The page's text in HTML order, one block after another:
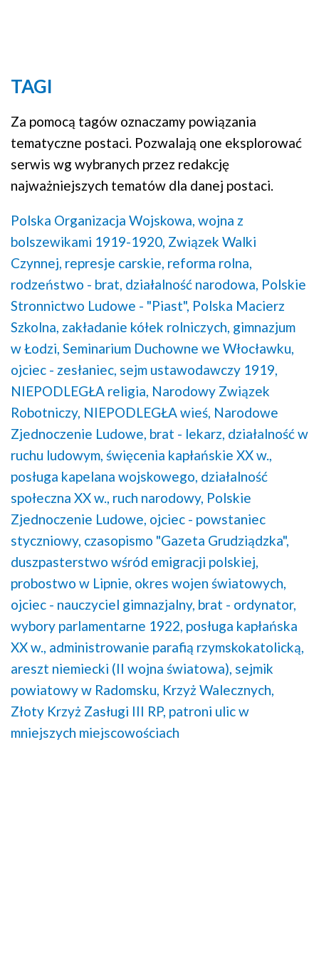
TAGI
Za pomocą tagów oznaczamy powiązania
tematyczne postaci. Pozwalają one eksplorować
serwis wg wybranych przez redakcję
najważniejszych tematów dla danej postaci.
Polska Organizacja Wojskowa, wojna z
bolszewikami 1919-1920, Związek Walki
Czynnej, represje carskie, reforma rolna,
rodzeństwo - brat, działalność narodowa, Polskie
Stronnictwo Ludowe - "Piast", Polska Macierz
Szkolna, zakładanie kółek rolniczych, gimnazjum
w Łodzi, Seminarium Duchowne we Włocławku,
ojciec - zesłaniec, sejm ustawodawczy 1919,
NIEPODLEGŁA religia, Narodowy Związek
Robotniczy, NIEPODLEGŁA wieś, Narodowe
Zjednoczenie Ludowe, brat - lekarz, działalność w
ruchu ludowym, święcenia kapłańskie XX w.,
posługa kapelana wojskowego, działalność
społeczna XX w., ruch narodowy, Polskie
Zjednoczenie Ludowe, ojciec - powstaniec
styczniowy, czasopismo "Gazeta Grudziądzka",
duszpasterstwo wśród emigracji polskiej,
probostwo w Lipnie, okres wojen światowych,
ojciec - nauczyciel gimnazjalny, brat - ordynator,
wybory parlamentarne 1922, posługa kapłańska
XX w., administrowanie parafią rzymskokatolicką,
areszt niemiecki (II wojna światowa), sejmik
powiatowy w Radomsku, Krzyż Walecznych,
Złoty Krzyż Zasługi III RP, patroni ulic w
mniejszych miejscowościach